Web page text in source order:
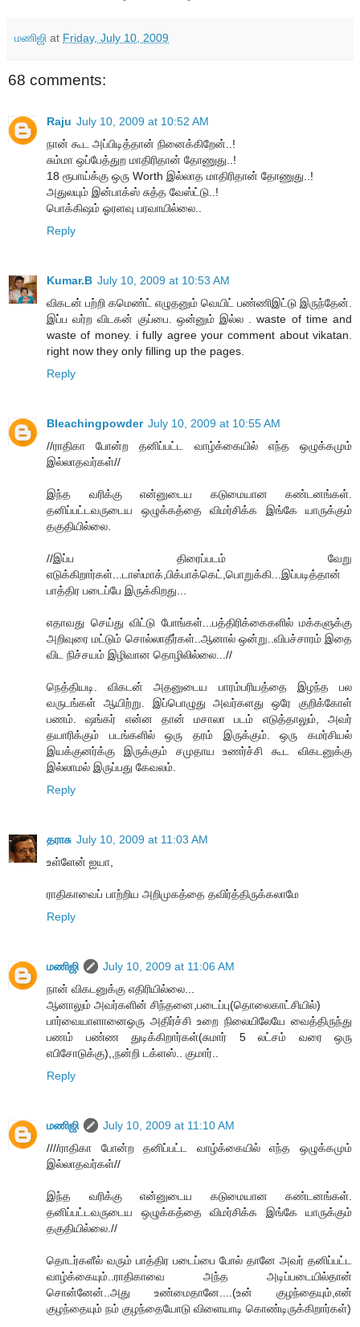
மணிஜி at Friday, July 10, 2009
68 comments:
Raju July 10, 2009 at 10:52 AM
நான் கூட அப்பிடித்தான் நினைக்கிறேன்..!
சும்மா ஒப்பேத்துற மாதிரிதான் தோணுது..!
18 ரூபாய்க்கு ஒரு Worth இல்லாத மாதிரிதான் தோணுது..!
அதுலயும் இன்பாக்ஸ் சுத்த வேஸ்ட்டு..!
பொக்கிஷம் ஓரளவு பரவாயில்லை..
Reply
Kumar.B July 10, 2009 at 10:53 AM
விகடன் பற்றி கமெண்ட் எழுதனும் வெயிட் பண்ணிஇட்டு இருந்தேன்.
இப்ப வர்ற விடகன் குப்பை. ஒன்னும் இல்ல . waste of time and
waste of money. i fully agree your comment about vikatan.
right now they only filling up the pages.
Reply
Bleachingpowder July 10, 2009 at 10:55 AM
//ராதிகா போன்ற தனிப்பட்ட வாழ்க்கையில் எந்த ஒழுக்கமும்
இல்லாதவர்கள்//
இந்த வரிக்கு என்னுடைய கடுமையான கண்டனங்கள்.
தனிப்பட்டவருடைய ஒழுக்கத்தை விமர்சிக்க இங்கே யாருக்கும்
தகுதியில்லை.
//இப்ப திரைப்படம் வேறு
எடுக்கிறார்கள்...டாஸ்மாக்,பிக்பாக்கெட்,பொறுக்கி...இப்படித்தான்
பாத்திர படைப்பே இருக்கிறது...
எதாவது செய்து விட்டு போங்கள்...பத்திரிக்கைகளில் மக்களுக்கு
அறிவுரை மட்டும் சொல்லாதீர்கள்..ஆனால் ஒன்று..விபச்சாரம் இதை
விட நிச்சயம் இழிவான தொழிலில்லை...//
நெத்தியடி. விகடன் அதனுடைய பாரம்பரியத்தை இழந்த பல
வருடங்கள் ஆயிற்று. இப்பொழுது அவர்களது ஒரே குறிக்கோள்
பணம். ஷங்கர் என்ன தான் மசாலா படம் எடுத்தாலும், அவர்
தயாரிக்கும் படங்களில் ஒரு தரம் இருக்கும். ஒரு கமர்சியல்
இயக்குனர்க்கு இருக்கும் சமுதாய உணர்ச்சி கூட விகடனுக்கு
இல்லாமல் இருப்பது கேவலம்.
Reply
தராசு July 10, 2009 at 11:03 AM
உள்ளேன் ஐயா,
ராதிகாவைப் பாற்றிய அறிமுகத்தை தவிர்த்திருக்கலாமே
Reply
மணிஜி
July 10, 2009 at 11:06 AM
நான் விகடனுக்கு எதிரியில்லை...
ஆனாலும் அவர்களின் சிந்தனை,படைப்பு(தொலைகாட்சியில்)
பார்வையாளானைஒரு அதிர்ச்சி உறை நிலையிலேயே வைத்திருந்து
பணம் பண்ண துடிக்கிறார்கள்(சுமார் 5 லட்சம் வரை ஒரு
எபிசோடுக்கு),,நன்றி டக்ளஸ்.. குமார்..
Reply
மணிஜி
July 10, 2009 at 11:10 AM
////ராதிகா போன்ற தனிப்பட்ட வாழ்க்கையில் எந்த ஒழுக்கமும்
இல்லாதவர்கள்//
இந்த வரிக்கு என்னுடைய கடுமையான கண்டனங்கள்.
தனிப்பட்டவருடைய ஒழுக்கத்தை விமர்சிக்க இங்கே யாருக்கும்
தகுதியில்லை.//
தொடர்களீல் வரும் பாத்திர படைப்பை போல் தானே அவர் தனிப்பட்ட
வாழ்க்கையும்..ராதிகாவை அந்த அடிப்படையில்தான்
சொன்னேன்..அது உண்மைதானே....(உன் குழந்தையும்,என்
குழந்தையும் நம் குழந்தையோடு விளையாடி கொண்டிருக்கிறார்கள்)